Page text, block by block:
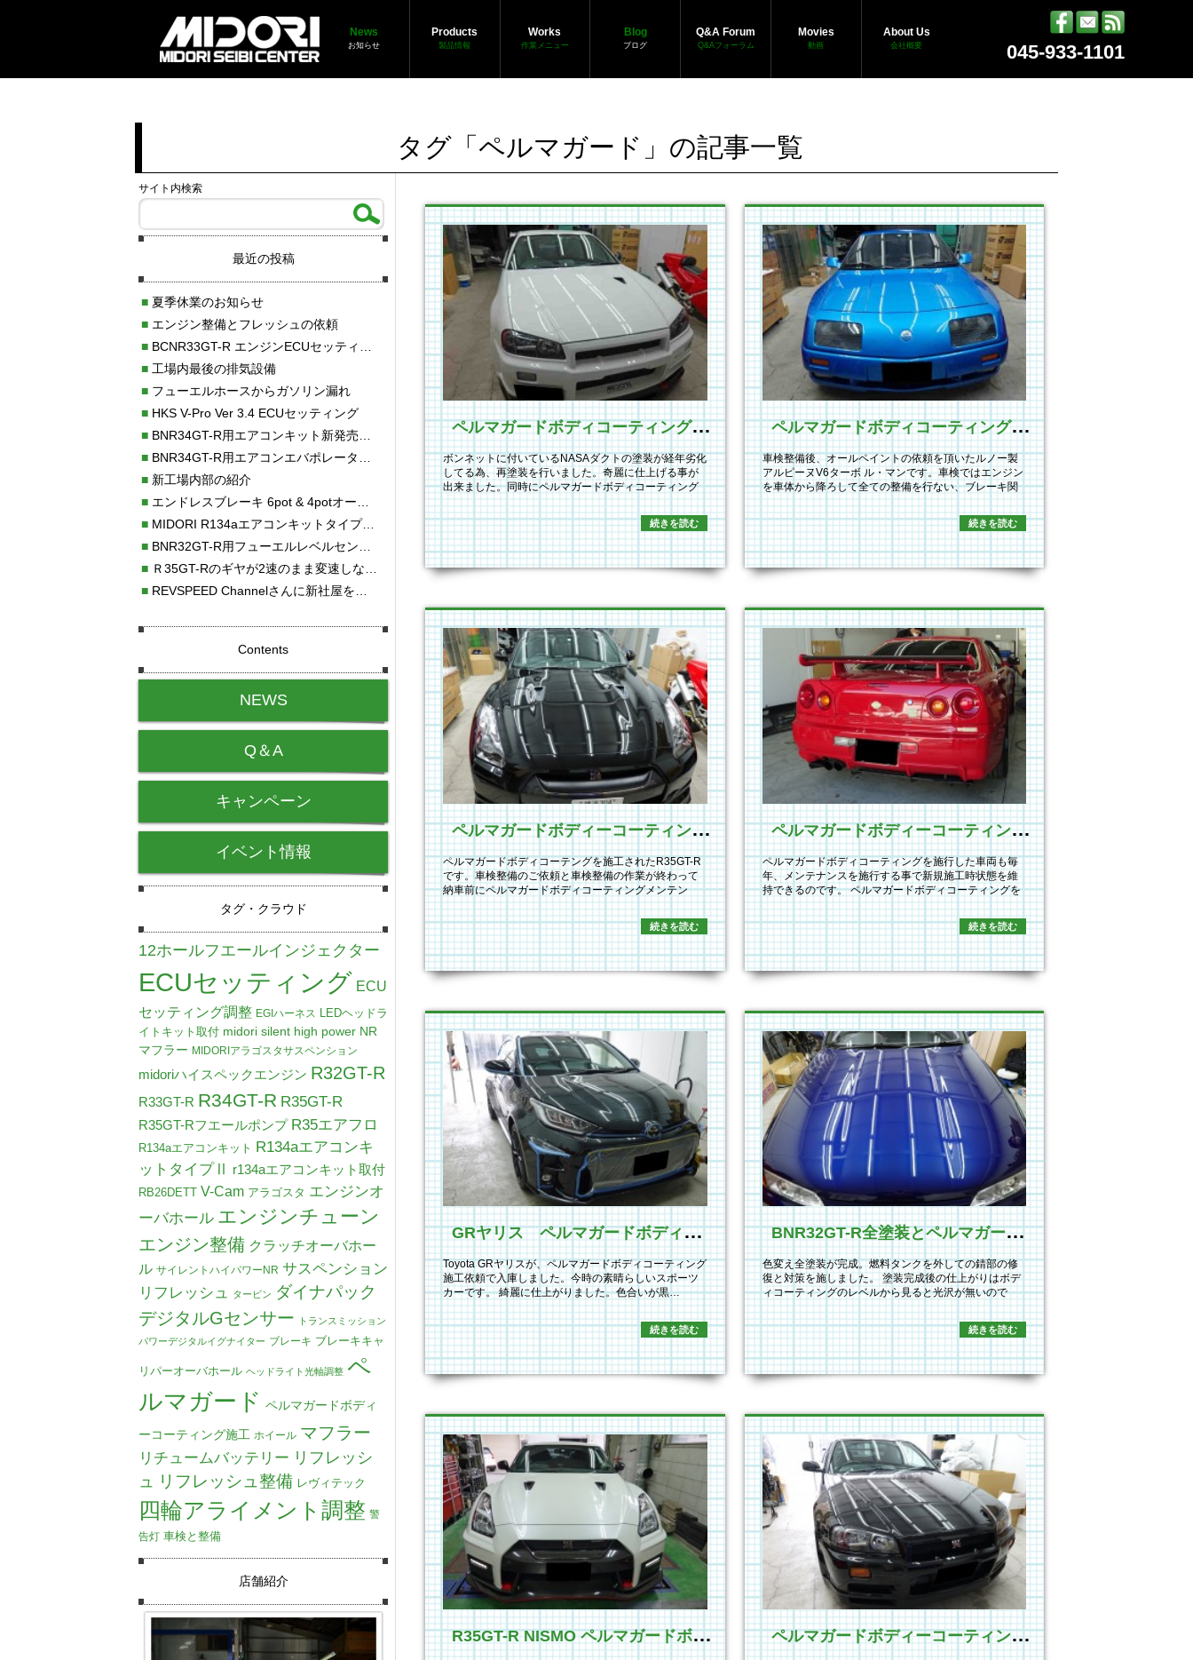
News
お知らせ
Products
製品情報
Works
作業メニュー
Blog
ブログ
Q&A Forum
Q&Aフォーラム
Movies
動画
About Us
会社概要 045-933-1101
タグ「ペルマガード」の記事一覧
ペ
ルマガードボディコーティング新規施工
ボンネットに付いているNASAダクトの塗装が経年劣化
してる為、再塗装を行いました。奇麗に仕上げる事が
出来ました。同時にペルマガードボディコーティング
施…
続きを読む
ペ
ルマガードボディコーティング新規施工
車検整備後、オールペイントの依頼を頂いたルノー製
アルピーヌV6ターボ ル・マンです。車検ではエンジン
を車体から降ろして全ての整備を行ない、ブレーキ関
係…
続きを読む
ペ
ルマガードボディーコーティングメンテナンス施工
ペルマガードボディコーテングを施工されたR35GT-R
です。車検整備のご依頼と車検整備の作業が終わって
納車前にペルマガードボディコーティングメンテン
ス…
続きを読む
ペ
ルマガードボディーコーティングメンテンス施工
ペルマガードボディコーティングを施行した車両も毎
年、メンテナンスを施行する事で新規施工時状態を維
持できるのです。 ペルマガードボディコーティングを
施行…
続きを読む
G
Rヤリス ペルマガードボディーコーティング新規施工
Toyota GRヤリスが、ペルマガードボディコーティング
施工依頼で入庫しました。今時の素晴らしいスポーツ
カーです。 綺麗に仕上がりました。色合いが黒…
続きを読む
B
NR32GT-R全塗装とペルマガードボディコーティング施工
色変え全塗装が完成。燃料タンクを外しての錆部の修
復と対策を施しました。 塗装完成後の仕上がりはボデ
ィコーティングのレベルから見ると光沢が無いので
す。ペ…
続きを読む
R
35GT-R NISMO ペルマガードボディコーティング施工 ペ
ルマガードボディーコーティング新規施工
サイト内検索
最近の投稿
■夏季休業のお知らせ
■エンジン整備とフレッシュの依頼
■BCNR33GT-R エンジンECUセッティング調整
■工場内最後の排気設備
■フューエルホースからガソリン漏れ
■HKS V-Pro Ver 3.4 ECUセッティング
■BNR34GT-R用エアコンキット新発売！！
■BNR34GT-R用エアコンエバポレーターを新発売！！
■新工場内部の紹介
■エンドレスブレーキ 6pot & 4potオーバーホール
■MIDORI R134aエアコンキットタイプⅡ取り付け
■BNR32GT-R用フューエルレベルセンサー新発売！！
■Ｒ35GT-Rのギヤが2速のまま変速しない！！
■REVSPEED Channelさんに新社屋を紹介していただきました!!
Contents
NEWS
Q＆A
キャンペーン
イベント情報
タグ・クラウド
12ホールフエールインジェクター
ECUセッティング ECU
セッティング調整 EGIハーネス LEDヘッドラ
イトキット取付 midori silent high power NR
マフラー MIDORIアラゴスタサスペンション
midoriハイスペックエンジン R32GT-R
R33GT-R R34GT-R R35GT-R
R35GT-Rフエールポンプ R35エアフロ
R134aエアコンキット R134aエアコンキ
ットタイプⅡ
r134aエアコンキット取付
RB26DETT V-Cam アラゴスタ エンジンオ
ーバホール エンジンチューン
エンジン整備 クラッチオーバホー
ル サイレントハイパワーNR サスペンション
リフレッシュ
タービン ダイナパック
デジタルGセンサー
トランスミッション
パワーデジタルイグナイター ブレーキ ブレーキキャ
リパーオーバホール ヘッドライト光軸調整 ペ
ルマガード ペルマガードボディ
ーコーティング施工 ホイール マフラー
リチュームバッテリー リフレッシ
ュ
リフレッシュ整備 レヴィテック
四輪アライメント調整 警
告灯 車検と整備
店舗紹介